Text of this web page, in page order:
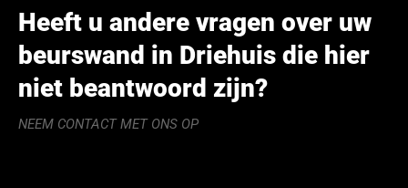
Heeft u andere vragen over uw
beurswand in Driehuis die hier
niet beantwoord zijn?
NEEM CONTACT MET ONS OP